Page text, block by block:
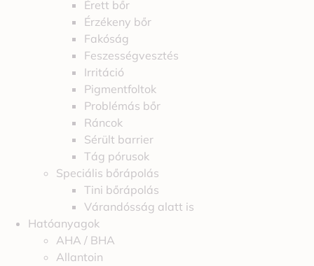
Érett bőr
Érzékeny bőr
Fakóság
Feszességvesztés
Irritáció
Pigmentfoltok
Problémás bőr
Ráncok
Sérült barrier
Tág pórusok
Speciális bőrápolás
Tini bőrápolás
Várandósság alatt is
Hatóanyagok
AHA / BHA
Allantoin